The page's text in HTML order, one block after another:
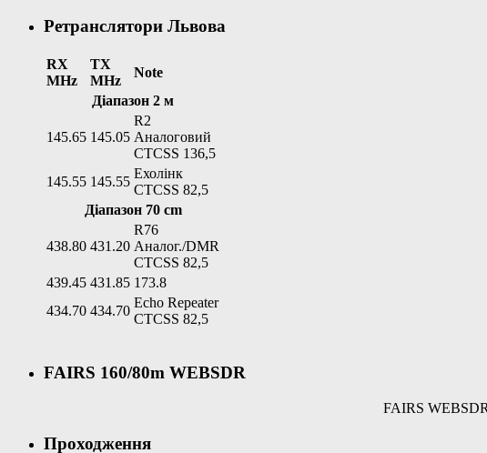
Ретранслятори Львова
RX
MHz
TX
MHz
Note
Діапазон 2 м
145.65 145.05
R2
Аналоговий
CTCSS 136,5
145.55 145.55
Ехолінк
CTCSS 82,5
Діапазон 70 cm
438.80 431.20
R76
Аналог./DMR
CTCSS 82,5
439.45 431.85 173.8
434.70 434.70
Echo Repeater
CTCSS 82,5
FAIRS 160/80m WEBSDR
FAIRS
Проходження